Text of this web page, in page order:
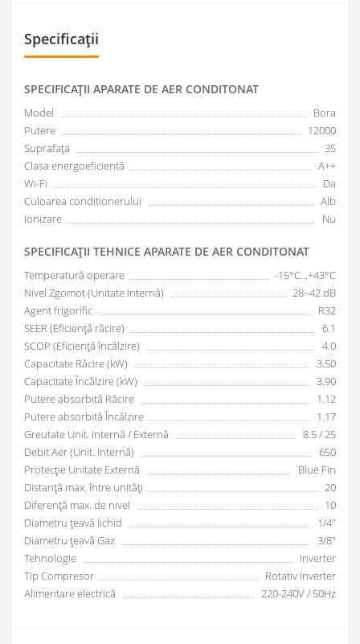
Specificații
SPECIFICAŢII APARATE DE AER CONDITONAT
Model
Bora
Putere
12000
Suprafața
35
Clasa energoeficientă
A++
Wi-Fi
Da
Culoarea conditionerului
Alb
Ionizare
Nu
SPECIFICAŢII TEHNICE APARATE DE AER CONDITONAT
Temperatură operare
-15°C...+43°C
Nivel Zgomot (Unitate Internă)
28–42 dB
Agent frigorific
R32
SEER (Eficiență răcire)
6.1
SCOP (Eficiență încălzire)
4.0
Capacitate Răcire (kW)
3.50
Capacitate Încălzire (kW)
3.90
Putere absorbită Răcire
1.12
Putere absorbită Încălzire
1.17
Greutate Unit. Internă / Externă
8.5 / 25
Debit Aer (Unit. Internă)
650
Protecție Unitate Externă
Blue Fin
Distanță max. între unități
20
Diferență max. de nivel
10
Diametru țeavă lichid
1/4"
Diametru țeavă Gaz
3/8"
Tehnologie
Inverter
Tip Compresor
Rotativ Inverter
Alimentare electrică
220-240V / 50Hz